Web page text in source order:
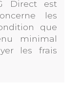
Direct est
les
que
minimal
les frais